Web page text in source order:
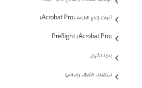
أدوات إنتاج الطباعة (Acrobat Pro)
Preflight (Acrobat Pro)
إدارة الألوان
استكشاف الأخطاء وإصلاحها